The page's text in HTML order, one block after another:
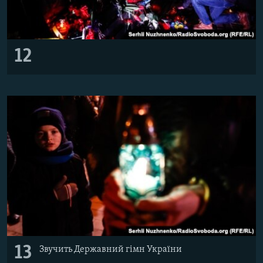
12
13 Звучить Державний гімн України